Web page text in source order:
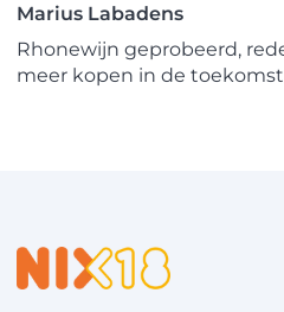
Marius Labadens
Rhonewijn geprobeerd,
meer kopen in de